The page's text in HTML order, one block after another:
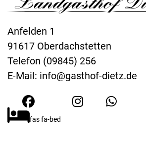
Anfelden 1
91617 Oberdachstetten
Telefon (09845) 256
E-Mail: info@gasthof-dietz.de
fas fa-bed